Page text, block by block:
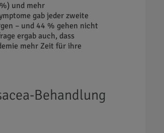
und mehr
gab jeder zweite
– und 44 % gehen nicht
ergab auch, dass
mehr Zeit für ihre
Behandlung